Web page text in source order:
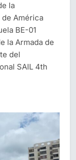
la
América
BE-01
la Armada de
del
SAIL 4th